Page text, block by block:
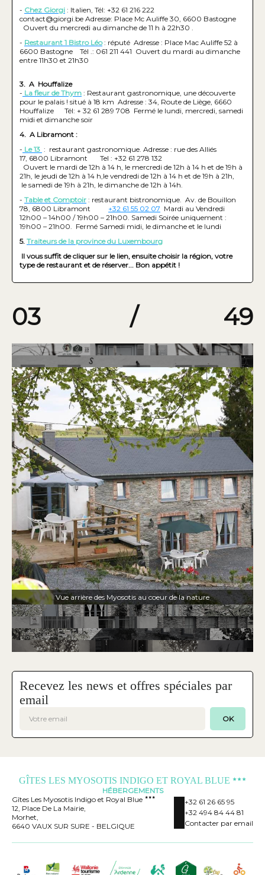
- Chez Giorgi : Italien, Tél: +32 61 216 222
contact@giorgi.be Adresse: Place Mc Auliffe 30, 6600 Bastogne
Ouvert du mercredi au dimanche de 11 h à 22h30 .
- Restaurant 1 Bistro Léo : réputé Adresse : Place Mac Auliffe 52 à
6600 Bastogne Tél .: 061 211 441 Ouvert du mardi au dimanche
entre 11h30 et 21h30
3. A Houffalize
- La fleur de Thym : Restaurant gastronomique, une découverte
pour le palais ! situé à 18 km Adresse : 34, Route de Liège, 6660
Houffalize Tél: + 32 61 289 708 Fermé le lundi, mercredi, samedi
midi et dimanche soir
4. A Libramont :
- Le 13 : restaurant gastronomique. Adresse : rue des Alliés
17, 6800 Libramont Tel : +32 61 278 132
Ouvert le mardi de 12h à 14 h, le mercredi de 12h à 14 h et de 19h à
21h, le jeudi de 12h à 14 h,le vendredi de 12h à 14 h et de 19h à 21h,
le samedi de 19h à 21h, le dimanche de 12h à 14h.
- Table et Comptoir : restaurant bistronomique. Av. de Bouillon
78, 6800 Libramont +32 61 55 02 07 Mardi au Vendredi
12h00 – 14h00 / 19h00 – 21h00. Samedi Soirée uniquement :
19h00 – 21h00. Fermé Samedi midi, le dimanche et le lundi
5. Traiteurs de la province du Luxembourg
Il vous suffit de cliquer sur le lien, ensuite choisir la région, votre
type de restaurant et de réserver... Bon appétit !
03 / 49
Vue arrière des Myosotis au coeur de la nature
Recevez les news et offres spéciales par
email
OK
GÎTES LES MYOSOTIS INDIGO ET ROYAL BLUE
HÉBERGEMENTS
Gîtes Les Myosotis Indigo et Royal Blue
12, Place De La Mairie,
Morhet,
6640 VAUX SUR SURE - BELGIQUE
+32 61 26 65 95
+32 494 84 44 81
Contacter par email